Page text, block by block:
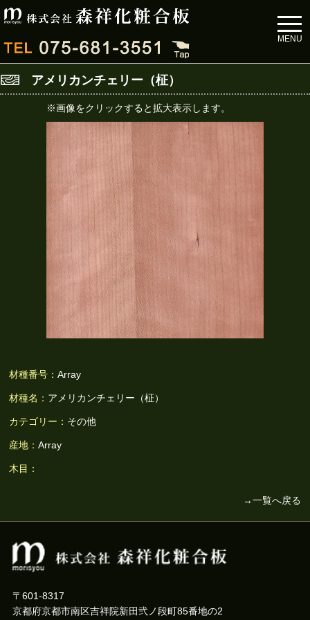
MENU
アメリカンチェリー（柾）
※画像をクリックすると拡大表示します。
材種番号：Array
材種名： アメリカンチェリー（柾）
カテゴリー： その他
産地：Array
木目：
→一覧へ戻る
〒601-8317
京都府京都市南区吉祥院新田弐ノ段町85番地の2